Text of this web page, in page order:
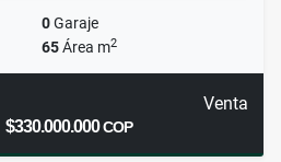
0Garaje
65Área m2
Venta
$330.000.000COP